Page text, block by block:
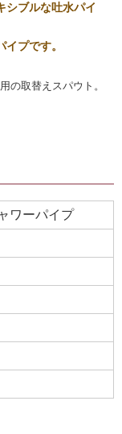
シブルな吐水パイ
プです。
の取替えスパウト。
ワーパイプ